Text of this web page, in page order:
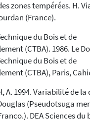
zones tempérées. H.
(France).
du Bois et de
(CTBA). 1986. Le
du Bois et de
(CTBA), Paris,
A. 1994. Variabilité de la
(Pseudotsuga
DEA Sciences du